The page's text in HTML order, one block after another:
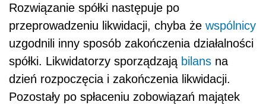
Rozwiązanie spółki następuje po
przeprowadzeniu likwidacji, chyba że wspólnicy
uzgodnili inny sposób zakończenia działalności
spółki. Likwidatorzy sporządzają bilans na
dzień rozpoczęcia i zakończenia likwidacji.
Pozostały po spłaceniu zobowiązań majątek